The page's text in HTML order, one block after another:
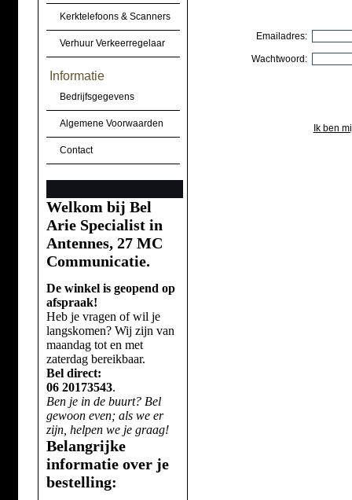
Kerktelefoons & Scanners
Verhuur Verkeerregelaar
Informatie
Bedrijfsgegevens
Algemene Voorwaarden
Contact
Welkom bij Bel
Arie Specialist in
Antennes, 27 MC
Communicatie.
De winkel is geopend op
afspraak!
Heb je vragen of wil je
langskomen? Wij zijn van
maandag tot en met
zaterdag bereikbaar.
Bel direct:
06 20173543.
Ben je in de buurt? Bel
gewoon even; als we er
zijn, helpen we je graag!
Belangrijke
informatie over je
bestelling:
Emailadres:
Wachtwoord:
Ik ben